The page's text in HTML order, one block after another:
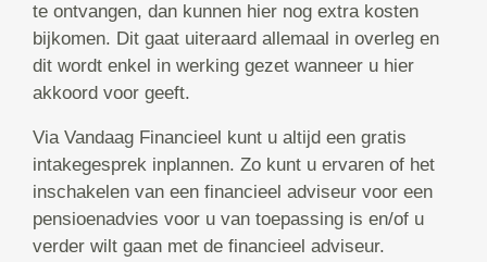
te ontvangen, dan kunnen hier nog extra kosten
bijkomen. Dit gaat uiteraard allemaal in overleg en
dit wordt enkel in werking gezet wanneer u hier
akkoord voor geeft.
Via Vandaag Financieel kunt u altijd een gratis
intakegesprek inplannen. Zo kunt u ervaren of het
inschakelen van een financieel adviseur voor een
pensioenadvies voor u van toepassing is en/of u
verder wilt gaan met de financieel adviseur.